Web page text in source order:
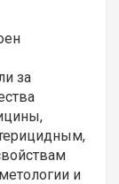
за
и